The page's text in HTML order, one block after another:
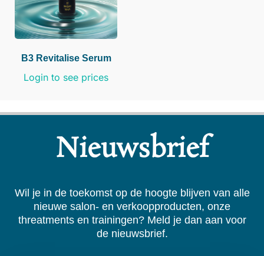
B3 Revitalise Serum
Login to see prices
Nieuwsbrief
Wil je in de toekomst op de hoogte blijven van alle
nieuwe salon- en verkoopproducten, onze
threatments en trainingen? Meld je dan aan voor
de nieuwsbrief.